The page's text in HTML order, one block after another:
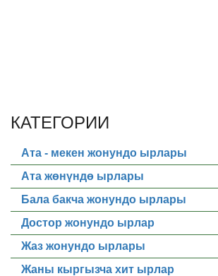
КАТЕГОРИИ
Ата - мекен жонундо ырлары
Ата жөнүндө ырлары
Бала бакча жонундо ырлары
Достор жонундо ырлар
Жаз жонундо ырлары
Жаны кыргызча хит ырлар